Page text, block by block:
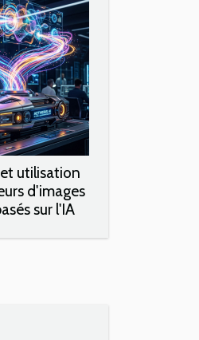
utilisation
d'images
sur l'IA